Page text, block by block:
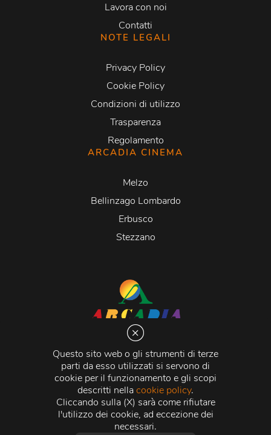
Questo sito web o gli strumenti di terze
parti da esso utilizzati si servono di
cookie per il funzionamento e gli scopi
descritti nellacookie policy.
Cliccando sulla (X) sarà come rifiutare
l'utilizzo dei cookie, ad eccezione dei
necessari.
Lavora con noi
Contatti
NOTE LEGALI
Privacy Policy
Cookie Policy
Condizioni di utilizzo
Trasparenza
Regolamento
ARCADIA CINEMA
Melzo
Bellinzago Lombardo
Erbusco
Stezzano
Via Martiri della Libertà 20066 Melzo (MI)
C.C.I.A.A. - R.E.A di Milano n. 1427910
Registro delle Imprese di Milano n. 338392 -
Fiscale e Partita Iva11015840157 | Capitale Sociale
500.000,00 i.v.
Credits:Crea Informatica S.r.l. 2026 © Tutti i diritti
riservati.